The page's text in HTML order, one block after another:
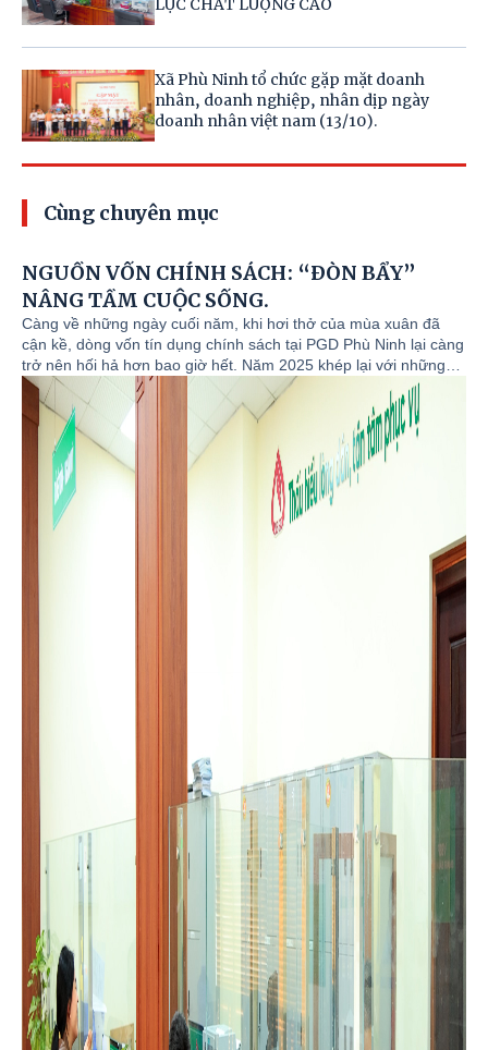
LỰC CHẤT LƯỢNG CAO
Xã Phù Ninh tổ chức gặp mặt doanh
nhân, doanh nghiệp, nhân dịp ngày
doanh nhân việt nam (13/10).
Cùng chuyên mục
NGUỒN VỐN CHÍNH SÁCH: “ĐÒN BẨY”
NÂNG TẦM CUỘC SỐNG.
Càng về những ngày cuối năm, khi hơi thở của mùa xuân đã
cận kề, dòng vốn tín dụng chính sách tại PGD Phù Ninh lại càng
trở nên hối hả hơn bao giờ hết. Năm 2025 khép lại với những
món quà ý nghĩa từ Chính phủ: Quyết định số 2553/QĐ-TTg
ngày 21/11/2025 V/v điều chỉnh giảm lãi suất cho vay một số
chương trình tín dụng chính sách tại NHCSXH, và đặc biệt là sự
thay đổi bước ngoặt từ ngày 10/10/2025 Chính phủ ban hành
Nghị định số 261/2025/NĐ-CP, theo đó mức lãi suất cho vay ưu
đãi để mua, thuê mua nhà ở xã hội; mua, thuê mua nhà ở cho
LLVTND; xây dựng hoặc cải tạo, sửa chữa nhà ở tại NHCSXH
chính thức được quy định là 5,4%/năm. Đây không chỉ là những
con số, mà là hơi ấm, là niềm tin được thắp lên trong mỗi nếp